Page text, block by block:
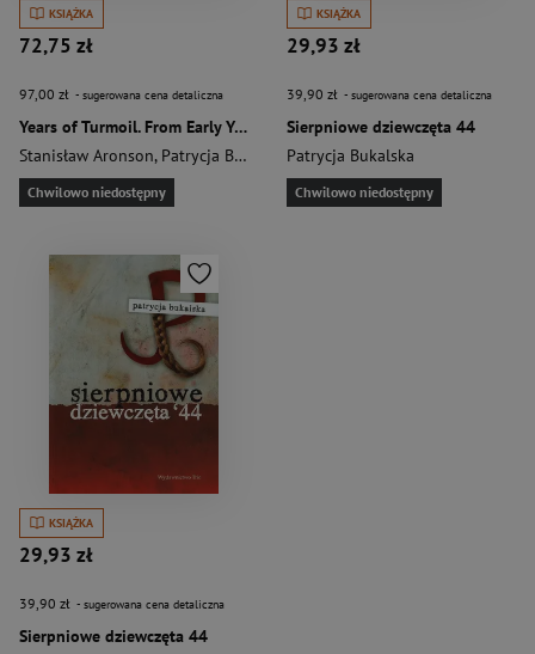
KSIĄŻKA
72,75 zł
97,00 zł - sugerowana cena detaliczna
Years of Turmoil. From Early Years in Łódź through the Ghetto/broszura/
Stanisław Aronson, Patrycja Bukalska
Chwilowo niedostępny
KSIĄŻKA
29,93 zł
39,90 zł - sugerowana cena detaliczna
Sierpniowe dziewczęta 44
Patrycja Bukalska
Chwilowo niedostępny
KSIĄŻKA
29,93 zł
39,90 zł - sugerowana cena detaliczna
Sierpniowe dziewczęta 44